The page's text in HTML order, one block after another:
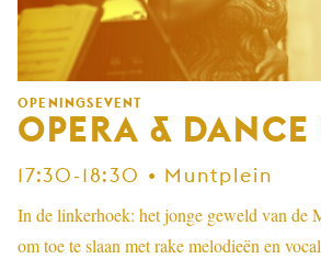
OPENINGSEVENT
OPERA & DANCE
17:30-18:30 • Muntplein
In de linkerhoek: het jonge geweld van de
om toe te slaan met rake melodieën en